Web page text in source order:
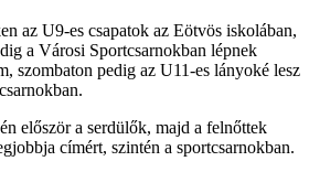
az U9-es csapatok az Eötvös iskolában,
a Városi Sportcsarnokban lépnek
szombaton pedig az U11-es lányoké lesz
először a serdülők, majd a felnőttek
címért, szintén a sportcsarnokban.